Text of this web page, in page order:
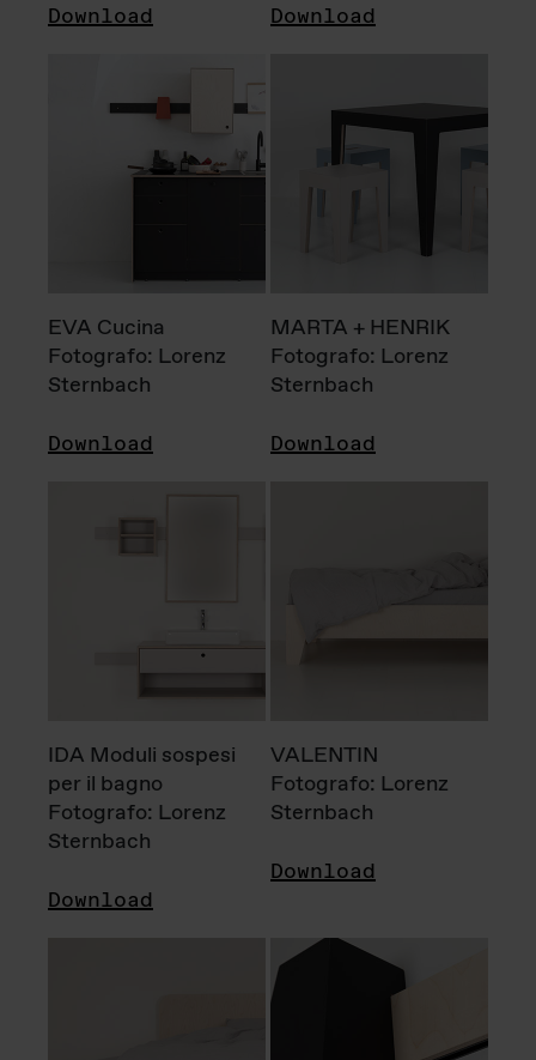
Download Download
EVA Cucina
Fotografo: Lorenz
Sternbach
Download
MARTA + HENRIK
Fotografo: Lorenz
Sternbach
Download
IDA Moduli sospesi
per il bagno
Fotografo: Lorenz
Sternbach
Download
VALENTIN
Fotografo: Lorenz
Sternbach
Download